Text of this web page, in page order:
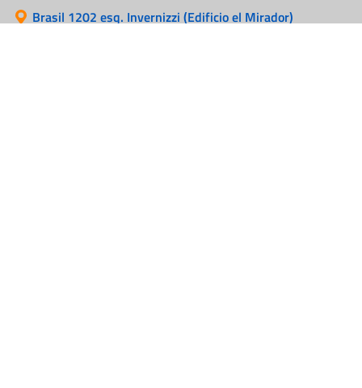
Brasil 1202 esq. Invernizzi (Edificio el Mirador)